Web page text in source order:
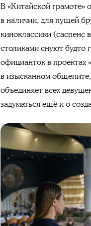
В «Китайской
в наличии, для пущей
киноклассики (саспенс
столиками снуют будто
официанток в проектах
в изысканном общепите,
объединяет всех
задуматься ещё и о